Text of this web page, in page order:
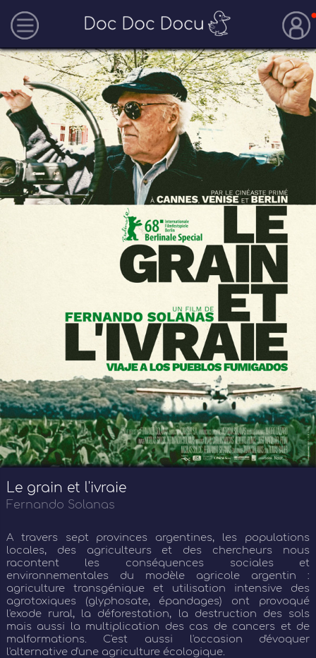
Le grain et l'ivraie
Fernando Solanas
A travers sept provinces argentines, les populations
locales, des agriculteurs et des chercheurs nous
racontent les conséquences sociales et
environnementales du modèle agricole argentin :
agriculture transgénique et utilisation intensive des
agrotoxiques (glyphosate, épandages) ont provoqué
l'exode rural, la déforestation, la destruction des sols
mais aussi la multiplication des cas de cancers et de
malformations. C'est aussi l'occasion d'évoquer
l'alternative d'une agriculture écologique.